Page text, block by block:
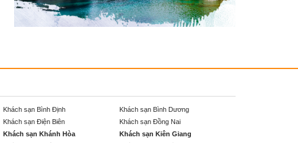
Khách sạn Bình Định
Khách sạn Bình Dương
Khách sạn Điện Biên
Khách sạn Đồng Nai
Khách sạn Khánh Hòa
Khách sạn Kiên Giang